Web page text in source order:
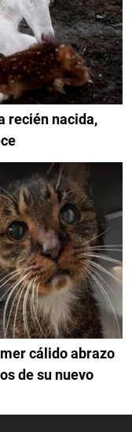
recién nacida,
cálido abrazo
de su nuevo